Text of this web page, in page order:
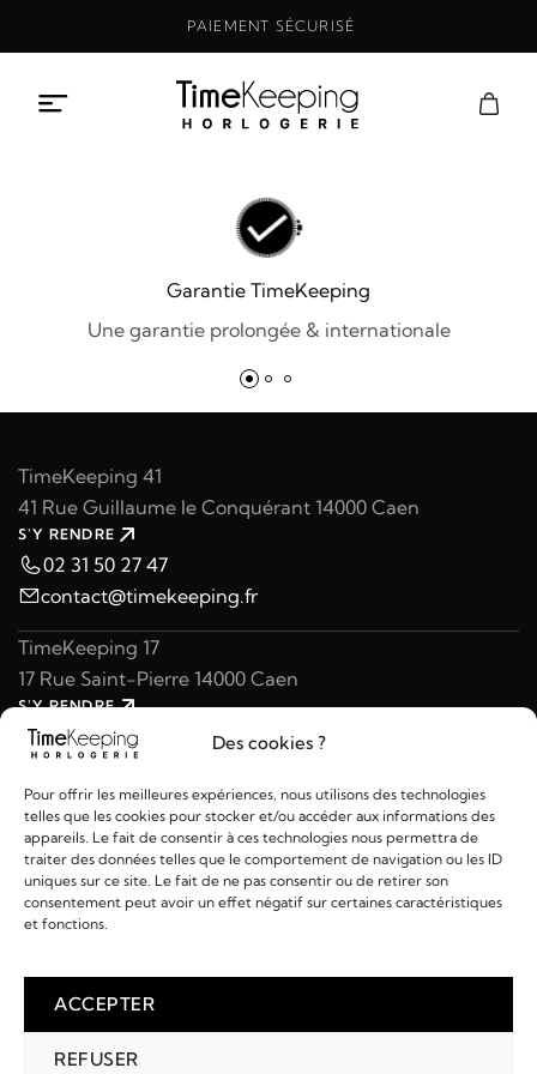
Des cookies ?
Pour offrir les meilleures expériences, nous utilisons des technologies
telles que les cookies pour stocker et/ou accéder aux informations des
appareils. Le fait de consentir à ces technologies nous permettra de
traiter des données telles que le comportement de navigation ou les ID
uniques sur ce site. Le fait de ne pas consentir ou de retirer son
consentement peut avoir un effet négatif sur certaines caractéristiques
et fonctions.
ACCEPTER
REFUSER
PAIEMENT SÉCURISÉ
Garantie TimeKeeping
Une garantie prolongée & internationale
TimeKeeping 41
41 Rue Guillaume le Conquérant 14000 Caen
S'Y RENDRE
02 31 50 27 47
contact@timekeeping.fr
TimeKeeping 17
17 Rue Saint-Pierre 14000 Caen
S'Y RENDRE
02 31 47 49 97
contact@timekeeping.fr
Liens utiles
2026 © TIMEKEEPING - Réalisé par